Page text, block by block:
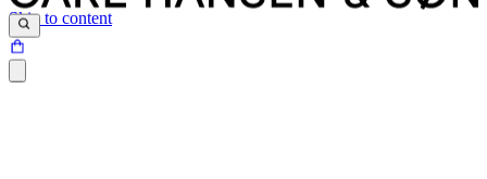
Skip to content